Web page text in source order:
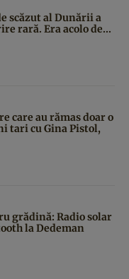
scăzut al Dunării a
rară. Era acolo de...
care au rămas doar o
tari cu Gina Pistol,
grădină: Radio solar
la Dedeman